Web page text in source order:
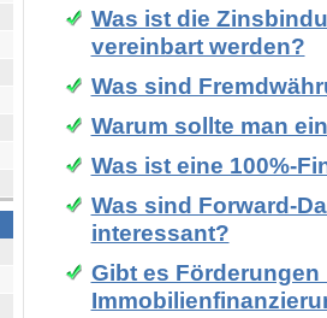
Was ist die
vereinbart werden?
Was sind
Warum sollte man
Was ist eine 100%-
Was sind Forward-
interessant?
Gibt es Förderungen